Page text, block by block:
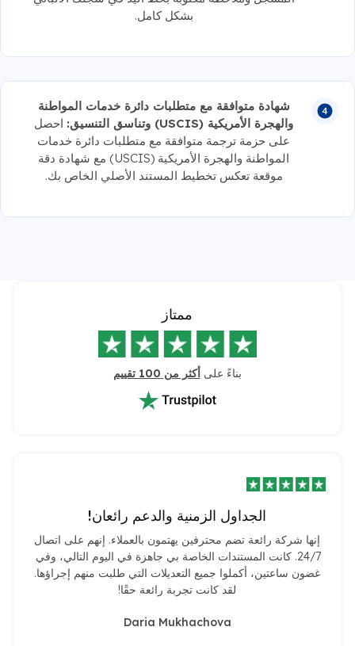
بشكل كامل.
شهادة متوافقة مع متطلبات دائرة خدمات المواطنة
والهجرة الأمريكية (USCIS) وتناسق التنسيق:
احصل
على حزمة ترجمة متوافقة مع متطلبات دائرة خدمات
المواطنة والهجرة الأمريكية (USCIS) مع شهادة دقة
موقعة تعكس تخطيط المستند الأصلي الخاص بك.
ممتاز
بناءً على أكثر من 100 تقييم
الجداول الزمنية والدعم رائعان!
إنها شركة رائعة تضم محترفين يهتمون بالعملاء. إنهم على اتصال
24/7. كانت المستندات الخاصة بي جاهزة في اليوم التالي، وفي
غضون ساعتين، أكملوا جميع التعديلات التي طلبت منهم إجراؤها.
لقد كانت تجربة رائعة حقًا!
Daria Mukhachova